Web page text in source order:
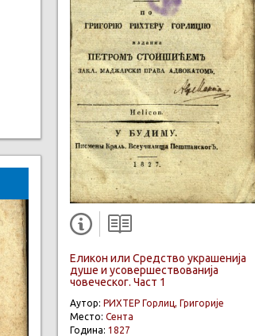
Еликон или Средство украшенија
душе и усовершествованија
човеческог. Част 1
Аутор: РИХТЕР Горлиц, Григорије
Место: Сента
Година: 1827